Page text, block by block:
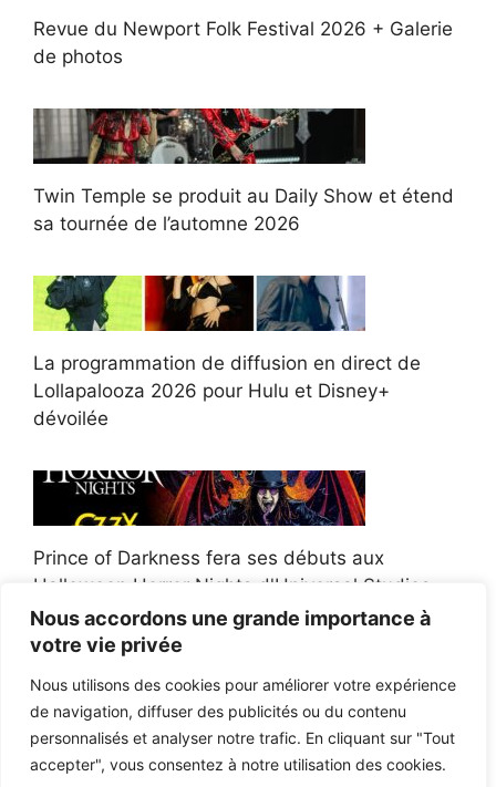
Nous accordons une grande importance à
votre vie privée
Nous utilisons des cookies pour améliorer votre expérience
de navigation, diffuser des publicités ou du contenu
personnalisés et analyser notre trafic. En cliquant sur "Tout
accepter", vous consentez à notre utilisation des cookies.
Revue du Newport Folk Festival 2026 + Galerie
de photos
Twin Temple se produit au Daily Show et étend
sa tournée de l’automne 2026
La programmation de diffusion en direct de
Lollapalooza 2026 pour Hulu et Disney+
dévoilée
Prince of Darkness fera ses débuts aux
Halloween Horror Nights d'Universal Studios
Afroman poursuit un policier de l'Ohio après la
victoire du jury en diffamation